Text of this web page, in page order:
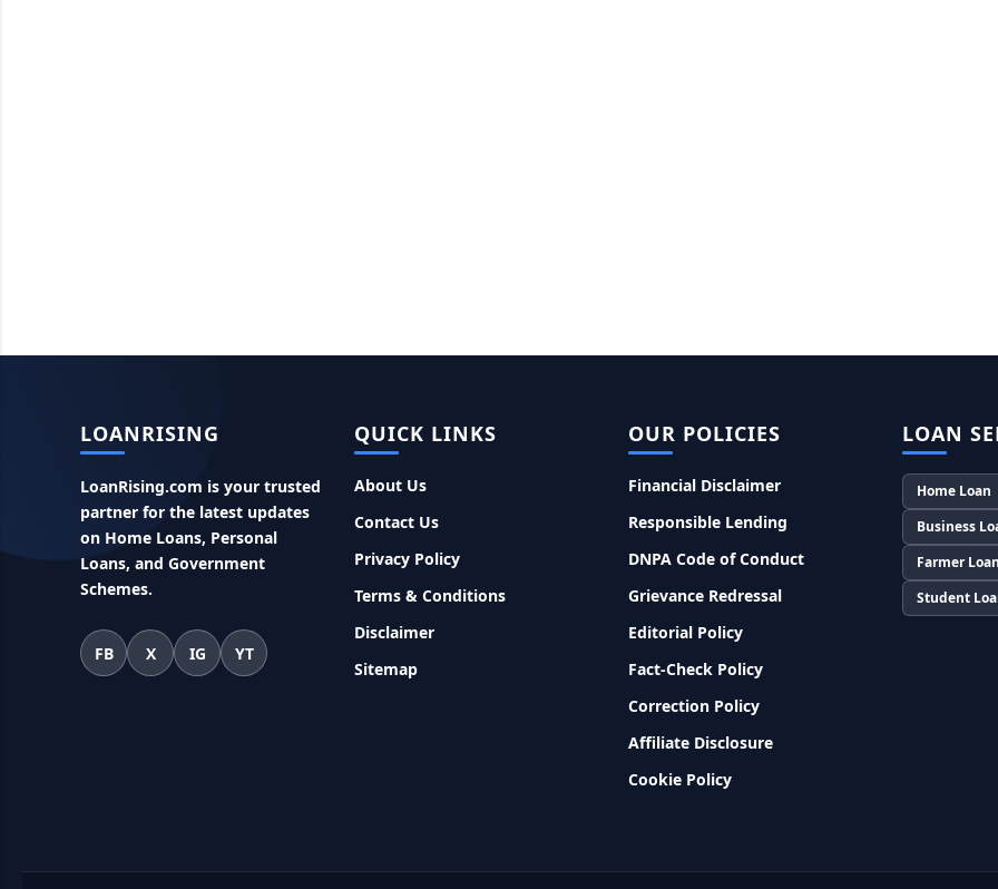
LOANRISING
LoanRising.com is your trusted
partner for the latest updates
on Home Loans, Personal
Loans, and Government
Schemes.
FB X IG YT
QUICK LINKS
About Us
Contact Us
Privacy Policy
Terms & Conditions
Disclaimer
Sitemap
OUR POLICIES
Financial Disclaimer
Responsible Lending
DNPA Code of Conduct
Grievance Redressal
Editorial Policy
Fact-Check Policy
Correction Policy
Affiliate Disclosure
Cookie Policy
LOAN
Home Loan
Business
Farmer Loan
Student